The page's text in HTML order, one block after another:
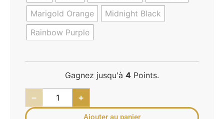
Marigold Orange
Midnight Black
Rainbow Purple
Gagnez jusqu'à 4 Points.
− +
Ajouter au panier